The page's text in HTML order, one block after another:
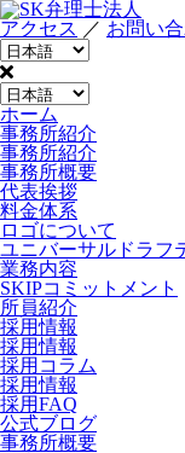
アクセス ／ お問い
ホーム
事務所紹介
事務所紹介
事務所概要
代表挨拶
料金体系
ロゴについて
ユニバーサルドラフ
業務内容
SKIPコミットメント
所員紹介
採用情報
採用情報
採用コラム
採用情報
採用FAQ
公式ブログ
事務所概要